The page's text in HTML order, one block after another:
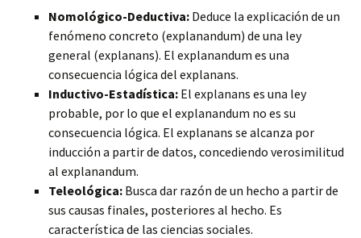
Nomológico-Deductiva: Deduce la explicación de un
fenómeno concreto (explanandum) de una ley
general (explanans). El explanandum es una
consecuencia lógica del explanans.
Inductivo-Estadística: El explanans es una ley
probable, por lo que el explanandum no es su
consecuencia lógica. El explanans se alcanza por
inducción a partir de datos, concediendo verosimilitud
al explanandum.
Teleológica: Busca dar razón de un hecho a partir de
sus causas finales, posteriores al hecho. Es
característica de las ciencias sociales.